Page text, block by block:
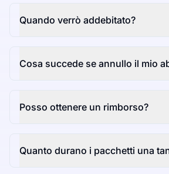
Quando verrò addebitato?
Cosa succede se annullo il mio
Posso ottenere un rimborso?
Quanto durano i pacchetti una